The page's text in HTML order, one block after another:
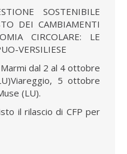
SOSTENIBILE
DEI CAMBIAMENTI
CIRCOLARE: LE
VERSILIESE
dal 2 al 4 ottobre
5 ottobre
(LU).
il rilascio di CFP per